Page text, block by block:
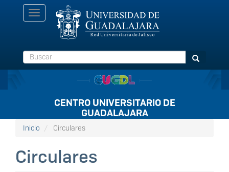
Toggle
navigation
Buscar Buscar
CENTRO UNIVERSITARIO DE
GUADALAJARA
Inicio Circulares
Circulares